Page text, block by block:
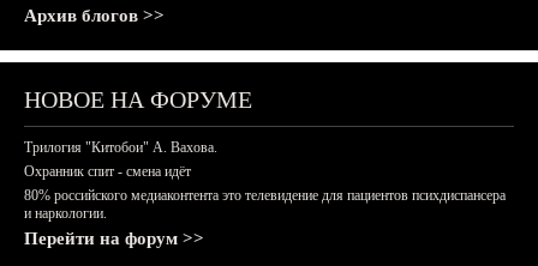
Архив блогов >>
НОВОЕ НА ФОРУМЕ
Трилогия "Китобои" А. Вахова.
Охранник спит - смена идёт
80% российского медиаконтента это телевидение для пациентов психдиспансера
и наркологии.
Перейти на форум >>